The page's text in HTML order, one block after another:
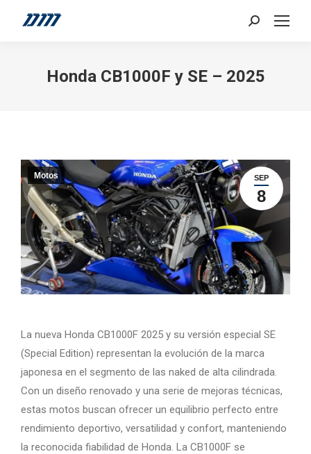
Search:
Honda CB1000F y SE – 2025
SEP
8
Motos
La nueva Honda CB1000F 2025 y su versión especial SE
(Special Edition) representan la evolución de la marca
japonesa en el segmento de las naked de alta cilindrada.
Con un diseño renovado y una serie de mejoras técnicas,
estas motos buscan ofrecer un equilibrio perfecto entre
rendimiento deportivo, versatilidad y confort, manteniendo
la reconocida fiabilidad de Honda. La CB1000F se